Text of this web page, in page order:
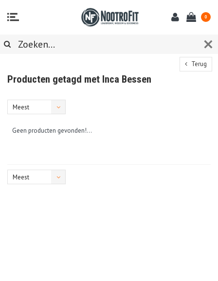
0
Terug
Producten getagd met Inca Bessen
Meest
Geen producten gevonden!...
Meest